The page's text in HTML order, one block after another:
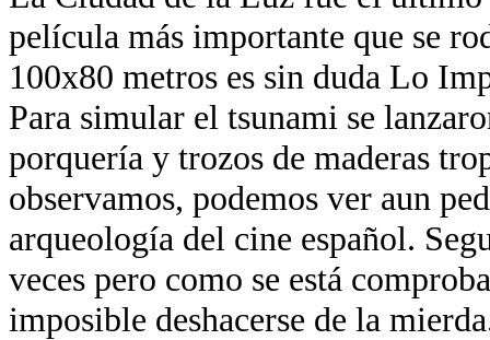
película más importante que se
100x80 metros es sin duda Lo
Para simular el tsunami se
porquería y trozos de maderas
observamos, podemos ver aun
arqueología del cine español.
veces pero como se está
imposible deshacerse de la